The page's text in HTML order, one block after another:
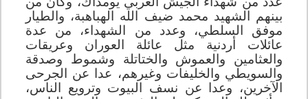
بينهم الشهيد محمد ضيف الله الهباهبة، والطيار
موفق السلطي، وعدد من الشهداء، من عدة
عائلات أردنية مثل عائلة العوران وعريقات
والعثامين والعموش والختاتلة وشموط وصدقة
والسويطي والخليفات وغيرهم، عدا عن الجرحى
الآخرين، وعدا عن نسف البيوت وترويع الناس،